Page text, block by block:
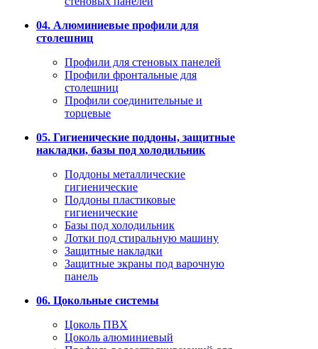
04. Алюминиевые профили для
столешниц
Профили для стеновых панелей
Профили фронтальные для
столешниц
Профили соединительные и
торцевые
05. Гигиенические поддоны, защитные
накладки, базы под холодильник
Поддоны металлические
гигиенические
Поддоны пластиковые
гигиенические
Базы под холодильник
Лотки под стиральную машину
Защитные накладки
Защитные экраны под варочную
панель
06. Цокольные системы
Цоколь ПВХ
Цоколь алюминиевый